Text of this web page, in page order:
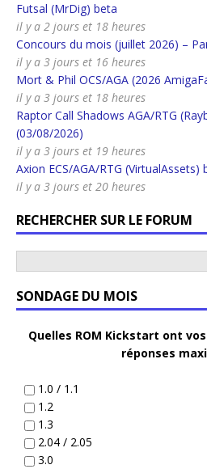
Futsal (MrDig) beta
il y a 2 jours et 18 heures
Concours du mois (juillet 2026) –
il y a 3 jours et 16 heures
Mort & Phil OCS/AGA (2026
il y a 3 jours et 18 heures
Raptor Call Shadows AGA/RTG
(03/08/2026)
il y a 3 jours et 19 heures
Axion ECS/AGA/RTG
il y a 3 jours et 20 heures
RECHERCHER SUR LE FORUM
SONDAGE DU MOIS
Quelles ROM Kickstart ont
réponses
1.0 / 1.1
1.2
1.3
2.04 / 2.05
3.0